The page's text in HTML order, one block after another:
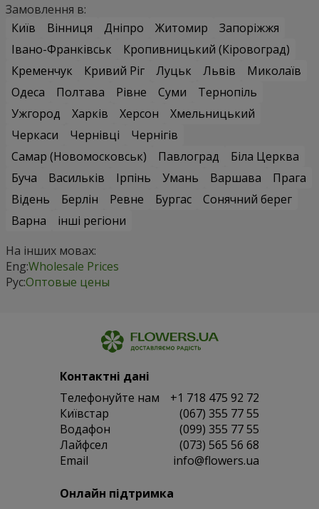
Замовлення в:
Київ
Вінниця Дніпро Житомир
Запоріжжя
Івано-Франківськ
Кропивницький (Кіровоград)
Кременчук
Кривий Ріг Луцьк Львів
Миколаїв
Одеса
Полтава Рівне Суми
Тернопіль
Ужгород
Харків Херсон
Хмельницький
Черкаси
Чернівці
Чернігів
Самар (Новомосковськ)
Павлоград
Біла Церква
Буча
Васильків Ірпінь Умань Варшава
Прага
Відень
Берлін Ревне Бургас
Сонячний берег
Варна
інші регіони
На інших мовах:
Eng:Wholesale Prices
Рус:Оптовые цены
Контактні дані
Телефонуйте нам
+1 718 475 92 72
Київстар
(067) 355 77 55
Водафон
(099) 355 77 55
Лайфсел
(073) 565 56 68
Email
info@flowers.ua
Онлайн підтримка